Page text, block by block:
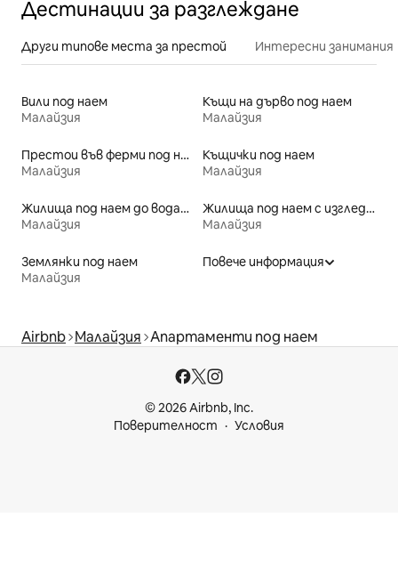
Дестинации за разглеждане
Други типове места за престой Интересни занимания
Вили под наем
Малайзия
Къщи на дърво под наем
Малайзия
Престои във ферми под наем
Малайзия
Къщички под наем
Малайзия
Жилища под наем до водата
Малайзия
Жилища под наем с изглед към плажа
Малайзия
Землянки под наем
Малайзия
Повече информация
Airbnb Малайзия Апартаменти под наем
© 2026 Airbnb, Inc.
Поверителност
Условия